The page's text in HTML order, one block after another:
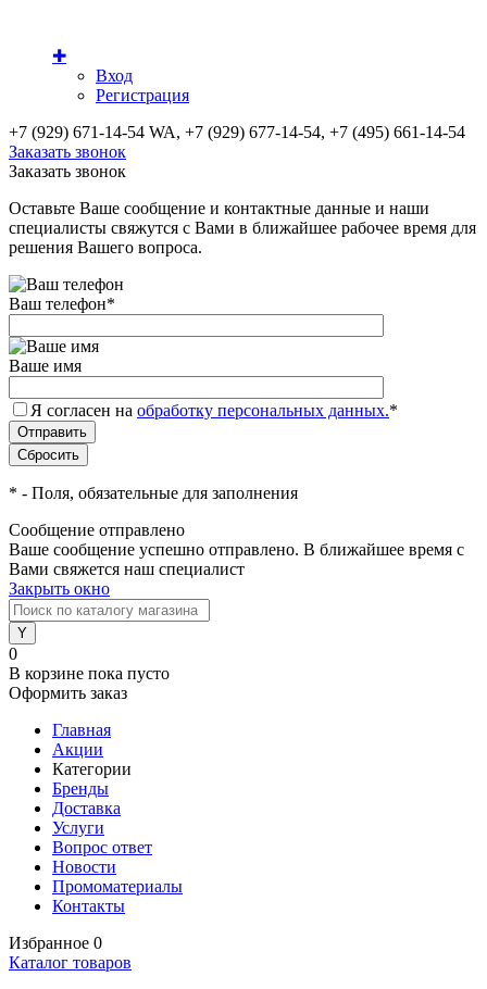
✚
Вход
Регистрация
+7 (929) 671-14-54 WA, +7 (929) 677-14-54, +7 (495) 661-14-54
Заказать звонок
Заказать звонок
Оставьте Ваше сообщение и контактные данные и наши
специалисты свяжутся с Вами в ближайшее рабочее время для
решения Вашего вопроса.
Ваш телефон*
Ваше имя
Я согласен на обработку персональных данных.*
* - Поля, обязательные для заполнения
Сообщение отправлено
Ваше сообщение успешно отправлено. В ближайшее время с
Вами свяжется наш специалист
Закрыть окно
0
В корзине пока пусто
Оформить заказ
Главная
Акции
Категории
Бренды
Доставка
Услуги
Вопрос ответ
Новости
Промоматериалы
Контакты
Избранное 0
Каталог товаров